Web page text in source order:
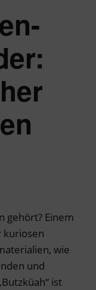
gehört? Einem
kuriosen
wie
und
ist